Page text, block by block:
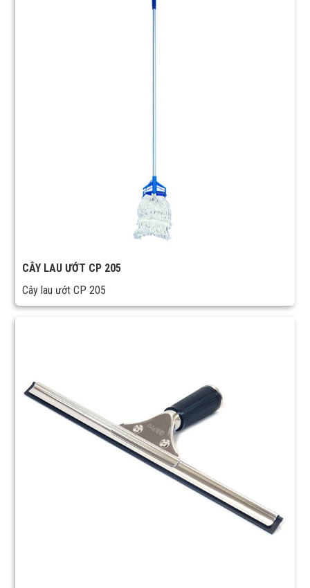
CÂY LAU ƯỚT CP 205
Cây lau ướt CP 205